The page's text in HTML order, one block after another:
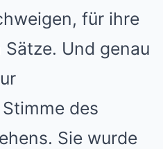
für ihre
Und genau
des
Sie wurde